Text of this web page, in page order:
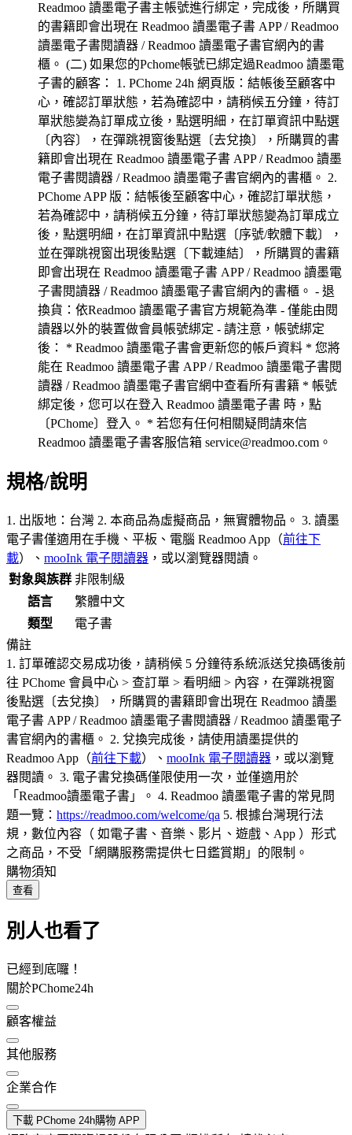
Readmoo 讀墨電子書主帳號進行綁定，完成後，所購買
的書籍即會出現在 Readmoo 讀墨電子書 APP / Readmoo
讀墨電子書閱讀器 / Readmoo 讀墨電子書官網內的書
櫃。 (二) 如果您的Pchome帳號已綁定過Readmoo 讀墨電
子書的顧客： 1. PChome 24h 網頁版：結帳後至顧客中
心，確認訂單狀態，若為確認中，請稍候五分鐘，待訂
單狀態變為訂單成立後，點選明細，在訂單資訊中點選
〔內容〕，在彈跳視窗後點選〔去兌換〕，所購買的書
籍即會出現在 Readmoo 讀墨電子書 APP / Readmoo 讀墨
電子書閱讀器 / Readmoo 讀墨電子書官網內的書櫃。 2.
PChome APP 版：結帳後至顧客中心，確認訂單狀態，
若為確認中，請稍候五分鐘，待訂單狀態變為訂單成立
後，點選明細，在訂單資訊中點選〔序號/軟體下載〕，
並在彈跳視窗出現後點選〔下載連結〕，所購買的書籍
即會出現在 Readmoo 讀墨電子書 APP / Readmoo 讀墨電
子書閱讀器 / Readmoo 讀墨電子書官網內的書櫃。 - 退
換貨：依Readmoo 讀墨電子書官方規範為準 - 僅能由閱
讀器以外的裝置做會員帳號綁定 - 請注意，帳號綁定
後： * Readmoo 讀墨電子書會更新您的帳戶資料 * 您將
能在 Readmoo 讀墨電子書 APP / Readmoo 讀墨電子書閱
讀器 / Readmoo 讀墨電子書官網中查看所有書籍 * 帳號
綁定後，您可以在登入 Readmoo 讀墨電子書 時，點
〔PChome〕登入。 * 若您有任何相關疑問請來信
Readmoo 讀墨電子書客服信箱 service@readmoo.com。
規格/說明
1. 出版地：台灣 2. 本商品為虛擬商品，無實體物品。 3. 讀墨
電子書僅適用在手機、平板、電腦 Readmoo App（前往下
載）、 mooInk 電子閱讀器 ，或以瀏覽器閱讀。
對象與族群 非限制級
語言
繁體中文
類型
電子書
備註
1. 訂單確認交易成功後，請稍候 5 分鐘待系統派送兌換碼後前
往 PChome 會員中心 > 查訂單 > 看明細 > 內容，在彈跳視窗
後點選〔去兌換〕，所購買的書籍即會出現在 Readmoo 讀墨
電子書 APP / Readmoo 讀墨電子書閱讀器 / Readmoo 讀墨電子
書官網內的書櫃。 2. 兌換完成後，請使用讀墨提供的
Readmoo App（前往下載）、 mooInk 電子閱讀器 ，或以瀏覽
器閱讀。 3. 電子書兌換碼僅限使用一次，並僅適用於
「Readmoo讀墨電子書」。 4. Readmoo 讀墨電子書的常見問
題一覽： https://readmoo.com/welcome/qa 5. 根據台灣現行法
規，數位內容（ 如電子書、音樂、影片、遊戲、App ）形式
之商品，不受「網購服務需提供七日鑑賞期」的限制。
購物須知
查看
別人也看了
已經到底囉！
關於PChome24h
顧客權益
其他服務
企業合作
下載 PChome 24h購物 APP